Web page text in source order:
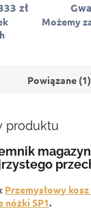
zł
Możemy
Powiązane (1)
produktu
Przemysłowy
nóżki SP1.